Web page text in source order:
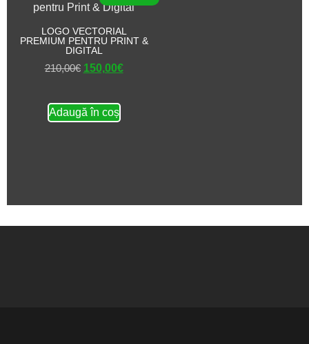
LOGO VECTORIAL
PREMIUM PENTRU PRINT &
DIGITAL
210,00€ 150,00€
Adaugă în coș